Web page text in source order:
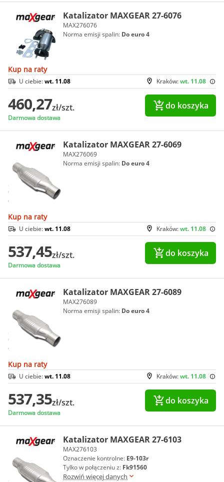
Katalizator MAXGEAR 27-6076
MAX276076
Norma emisji spalin: Do euro 4
Kup na raty
Kraków:wt. 11.08
U ciebie:wt. 11.08
460,27zł/szt.
Darmowa dostawa
do koszyka
Katalizator MAXGEAR 27-6069
MAX276069
Norma emisji spalin: Do euro 4
Kup na raty
Kraków:wt. 11.08
U ciebie:wt. 11.08
537,45zł/szt.
Darmowa dostawa
do koszyka
Katalizator MAXGEAR 27-6089
MAX276089
Norma emisji spalin: Do euro 4
Kup na raty
Kraków:wt. 11.08
U ciebie:wt. 11.08
537,35zł/szt.
Darmowa dostawa
do koszyka
Katalizator MAXGEAR 27-6103
MAX276103
Oznaczenie kontrolne: E9-103r
Tylko w połączeniu z: Fk91560
Rozwiń więcej danych